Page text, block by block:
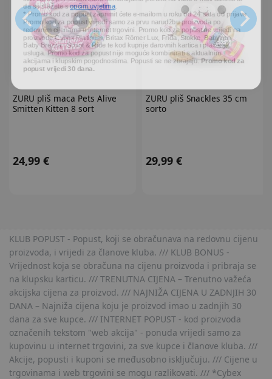
ZURU pliš maca Pets Alive
Smitten Kitten 8 sort
24,99 €
ZURU pliš Snackles 35 cm
sorto
29,99 €
KLUB POPUST - Popust, koji se obračunava na redovnu cijenu
proizvoda, i vrijedi za članove kluba. /// KLUB BONUS -
Vrijednost koja se obračuna na cijenu proizvoda i pribraja se
na klupsku karticu. /// TRENUTNA CIJENA – Trenutno važeća
akcijska cijena za proizvod. /// NAJNIŽA CIJENA U ZADNJIH 30
DANA – Najniža cijena koju je proizvod imao u zadnjih 30
dana za sve kupce. /// INTERNET POPUST - kod proizvoda
označenih tekstom "web akcija" - ponuda vrijedi samo za
kupovinu u internet trgovini, za sve kupce i članove kluba. ///
Akcije, popusti i kuponi se međusobno isključuju. /// Cijene u
trgovinama i web trgovini se mogu razlikovati. /// *Cybex
* Promo kod za popust zaprimit ćete e-mailom u roku od 24 sata od prijave.
Promo kod za popust vrijedi samo za prvu narudžbu proizvoda po
redovnim cijenama u internet trgovini. Promo kod za popust ne vrijedi na
proizvode Cybex Platinum, Britax Römer Lux, Frida, Stokke, Babyzen,
Baby Brezza i Scoot & Ride te kod kupnje darovnih kartica i plaćanja
usluga. Promo kod za popust nije moguće kombinirati s aktualnim
akcijama i klupskim pogodnostima. Popusti se ne zbrajaju.Promo kod za
popust vrijedi 30 dana.